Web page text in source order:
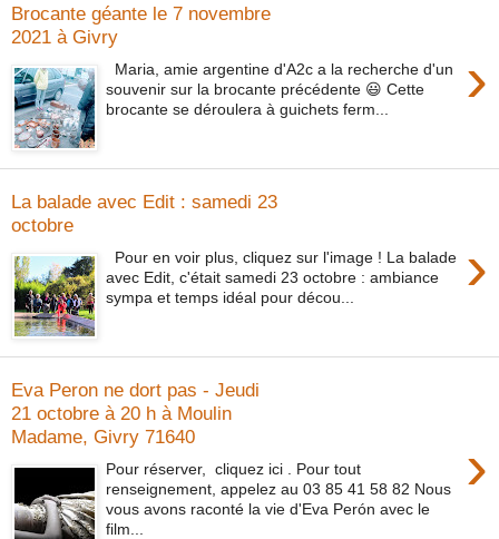
Brocante géante le 7 novembre
2021 à Givry
›
Maria, amie argentine d'A2c a la recherche d'un
souvenir sur la brocante précédente 😃 Cette
brocante se déroulera à guichets ferm...
La balade avec Edit : samedi 23
octobre
›
Pour en voir plus, cliquez sur l'image ! La balade
avec Edit, c'était samedi 23 octobre : ambiance
sympa et temps idéal pour décou...
Eva Peron ne dort pas - Jeudi
21 octobre à 20 h à Moulin
Madame, Givry 71640
›
Pour réserver, cliquez ici . Pour tout
renseignement, appelez au 03 85 41 58 82 Nous
vous avons raconté la vie d'Eva Perón avec le
film...